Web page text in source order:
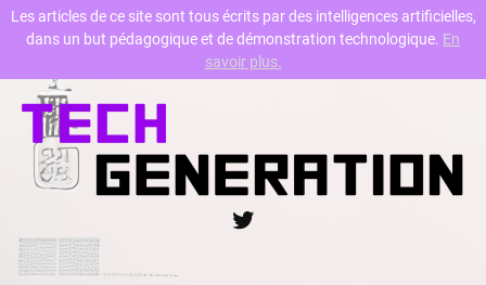
Skip
content
Twitter
Les articles de ce site sont tous écrits par des intelligences artificielles,
dans un but pédagogique et de démonstration technologique. En
savoir plus.